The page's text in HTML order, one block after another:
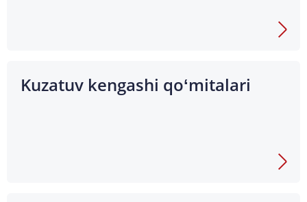
Kuzatuv kengashi qoʻmitalari